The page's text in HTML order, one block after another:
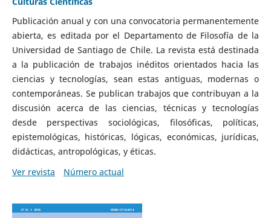
Publicación anual y con una convocatoria permanentemente
abierta, es editada por el Departamento de Filosofía de la
Universidad de Santiago de Chile. La revista está destinada
a la publicación de trabajos inéditos orientados hacia las
ciencias y tecnologías, sean estas antiguas, modernas o
contemporáneas. Se publican trabajos que contribuyan a la
discusión acerca de las ciencias, técnicas y tecnologías
desde perspectivas sociológicas, filosóficas, políticas,
epistemológicas, históricas, lógicas, económicas, jurídicas,
didácticas, antropológicas, y éticas.
Ver revista
Número actual